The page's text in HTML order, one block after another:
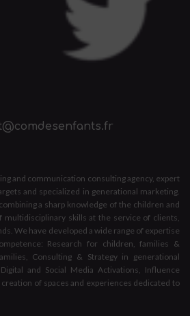
and communication consulting agency, expert
and specialized in generational marketing.
a sharp knowledge of the children and
skills at the service of clients,
We have developed a wide range of expertise
Research for children, families &
Consulting & Strategy in generational
and Social Media Activations, Influence
of spaces and experiences dedicated to